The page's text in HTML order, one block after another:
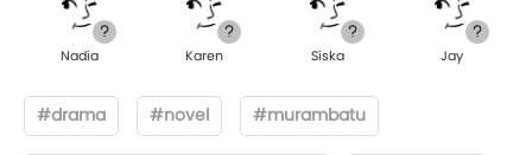
Nadia Karen Siska Jay
#drama #novel #murambatu